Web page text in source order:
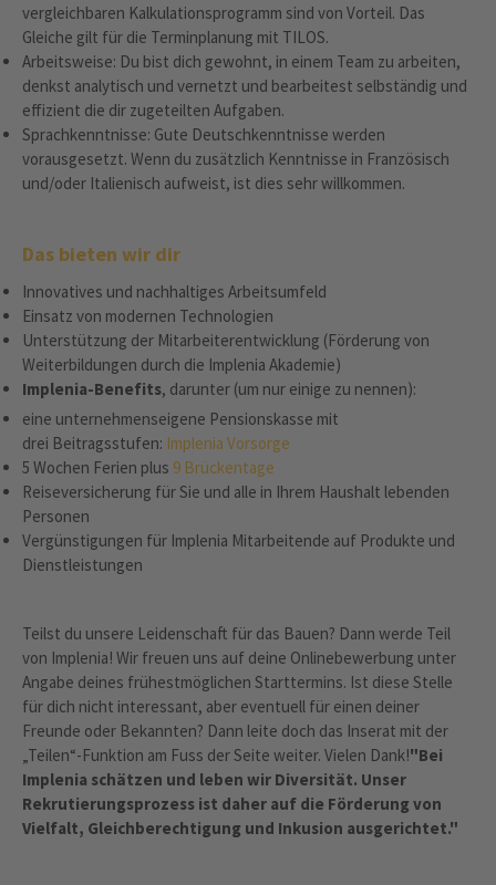
vergleichbaren Kalkulationsprogramm sind von Vorteil. Das
Gleiche gilt für die Terminplanung mit TILOS.
Arbeitsweise: Du bist dich gewohnt, in einem Team zu arbeiten,
denkst analytisch und vernetzt und bearbeitest selbständig und
effizient die dir zugeteilten Aufgaben.
Sprachkenntnisse: Gute Deutschkenntnisse werden
vorausgesetzt. Wenn du zusätzlich Kenntnisse in Französisch
und/oder Italienisch aufweist, ist dies sehr willkommen.
Das bieten wir dir
Innovatives und nachhaltiges Arbeitsumfeld
Einsatz von modernen Technologien
Unterstützung der Mitarbeiterentwicklung (Förderung von
Weiterbildungen durch die Implenia Akademie)
Implenia-Benefits, darunter (um nur einige zu nennen):
eine unternehmenseigene Pensionskasse mit
drei Beitragsstufen: Implenia Vorsorge
5 Wochen Ferien plus 9 Brückentage
Reiseversicherung für Sie und alle in Ihrem Haushalt lebenden
Personen
Vergünstigungen für Implenia Mitarbeitende auf Produkte und
Dienstleistungen
Teilst du unsere Leidenschaft für das Bauen? Dann werde Teil
von Implenia! Wir freuen uns auf deine Onlinebewerbung unter
Angabe deines frühestmöglichen Starttermins. Ist diese Stelle
für dich nicht interessant, aber eventuell für einen deiner
Freunde oder Bekannten? Dann leite doch das Inserat mit der
„Teilen“-Funktion am Fuss der Seite weiter. Vielen Dank!"Bei
Implenia schätzen und leben wir Diversität. Unser
Rekrutierungsprozess ist daher auf die Förderung von
Vielfalt, Gleichberechtigung und Inkusion ausgerichtet."